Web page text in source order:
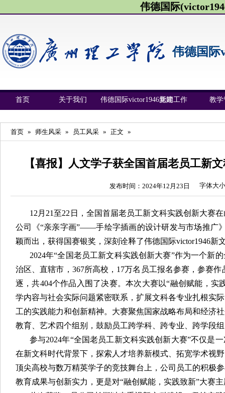
伟德国际
伟德国际
首页 关于我们 伟德国际victor1946新闻党建工作 教学
首页 » 师生风采 » 员工风采 » 正文 »
【喜报】人文学子获全国首届老员工新
发布时间：2024年12月23日 字体大
12月21至22日，全国首届老员工新文科实践创新大赛
公司《“亲亲字画”——手绘字插画的设计研发与市场推广
颖而出，获得国赛银奖，深刻诠释了伟德国际victor1946新
2024年“全国老员工新文科实践创新大赛”作为一个新
治区、直辖市，367所高校，17万名员工报名参赛，参赛
逐，共404个作品入围了决赛。本次大赛以“融创赋能，实
学内容与社会实际问题紧密联系，扩展文科各专业扎根实
工的实践能力和创新精神。大赛聚焦国家战略布局和经济
教育、艺术四个组别，鼓励员工跨学科、跨专业、跨学段
参与2024年“全国老员工新文科实践创新大赛”不仅是
在新文科时代背景下，探索人才培养新模式、拓宽学术视
顶尖高校与数万精英学子的竞技舞台上，公司员工的积极
教育成果与创新实力，更是对“融创赋能，实践致新”大赛